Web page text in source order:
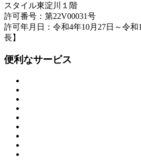
スタイル東淀川１階
許可番号：第22V00031号
許可年月日：令和4年10月27日～令和
長】
便利なサービス